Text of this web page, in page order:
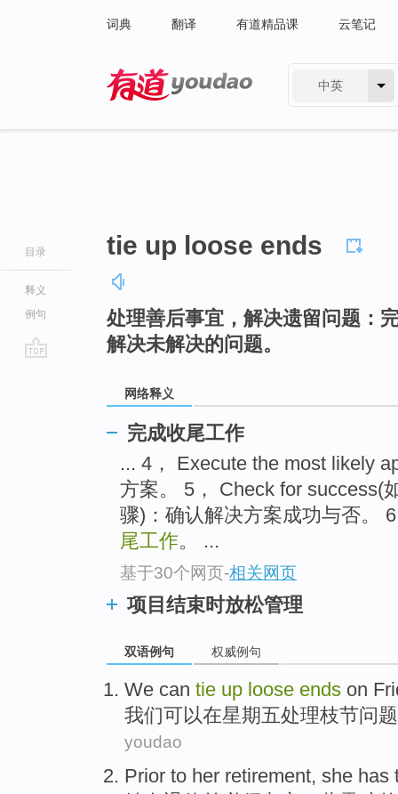
词典 翻译 有道精品课 云笔记
中英
目录
释义
例句
tie up loose ends
处理善后事宜，解决遗留问题：
解决未解决的问题。
网络释义
完成收尾工作
... 4， Execute the most likely
方案。 5， Check for success(
骤)：确认解决方案成功与否。
尾工作。 ...
基于30个网页-相关网页
项目结束时放松管理
双语例句 权威例句
We can tie up loose ends on
我们可以在星期五处理枝节问
youdao
Prior to her retirement, she has